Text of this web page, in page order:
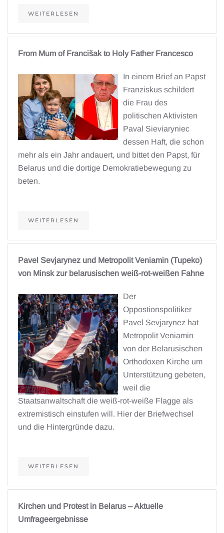
WEITERLESEN
From Mum of Francišak to Holy Father Francesco
In einem Brief an Papst
Franziskus schildert
die Frau des
politischen Aktivisten
Paval Sieviaryniec
dessen Haft, die schon
mehr als ein Jahr andauert, und bittet den Papst, für
Belarus und die dortige Demokratiebewegung zu
beten.
WEITERLESEN
Pavel Sevjarynez und Metropolit Veniamin (Tupeko)
von Minsk zur belarusischen weiß-rot-weißen Fahne
Der
Oppostionspolitiker
Pavel Sevjarynez hat
Metropolit Veniamin
von der Belarusischen
Orthodoxen Kirche um
Unterstützung gebeten,
weil die
Staatsanwaltschaft die weiß-rot-weiße Flagge als
extremistisch einstufen will. Hier der Briefwechsel
und die Hintergründe dazu.
WEITERLESEN
Kirchen und Protest in Belarus – Aktuelle
Umfrageergebnisse